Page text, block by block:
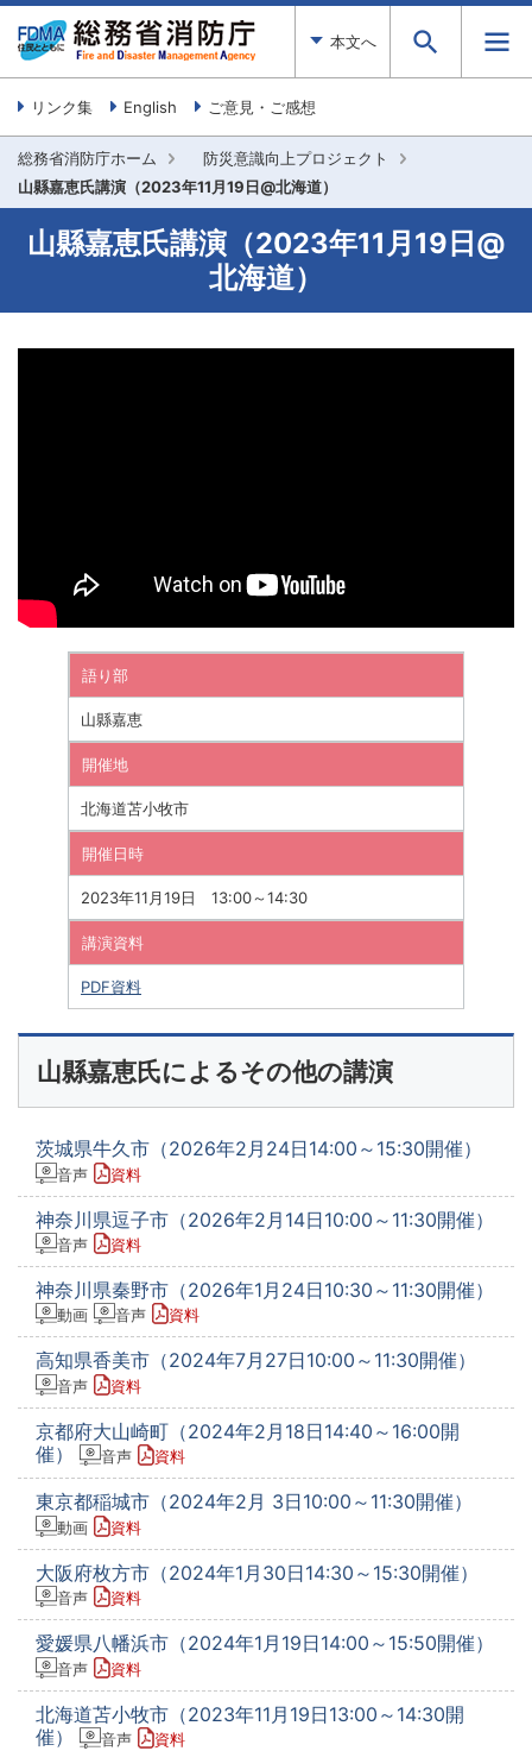
本文へ
リンク集 English ご意見・ご感想
総務省消防庁ホーム
防災意識向上プロジェクト
山縣嘉恵氏講演（2023年11月19日@北海道）
山縣嘉恵氏講演（2023年11月19日@
北海道）
語り部
山縣嘉恵
開催地
北海道苫小牧市
開催日時
2023年11月19日 13:00～14:30
講演資料
PDF資料
山縣嘉恵氏によるその他の講演
茨城県牛久市（2026年2月24日14:00～15:30開催）
音声 資料
神奈川県逗子市（2026年2月14日10:00～11:30開催）
音声 資料
神奈川県秦野市（2026年1月24日10:30～11:30開催）
動画 音声 資料
高知県香美市（2024年7月27日10:00～11:30開催）
音声 資料
京都府大山崎町（2024年2月18日14:40～16:00開
催）
音声 資料
東京都稲城市（2024年2月 3日10:00～11:30開催）
動画 資料
大阪府枚方市（2024年1月30日14:30～15:30開催）
音声 資料
愛媛県八幡浜市（2024年1月19日14:00～15:50開催）
音声 資料
北海道苫小牧市（2023年11月19日13:00～14:30開
催）
音声 資料